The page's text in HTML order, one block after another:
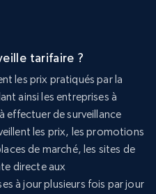
tarifaire ?
les prix pratiqués par la
ainsi les entreprises à
effectuer de surveillance
les prix, les promotions
de marché, les sites de
directe aux
à jour plusieurs fois par jour